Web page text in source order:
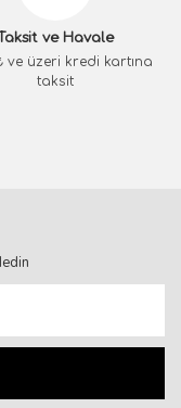
Taksit ve Havale
ve üzeri kredi kartına
taksit